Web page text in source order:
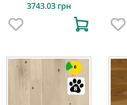
3743.03 грн
6